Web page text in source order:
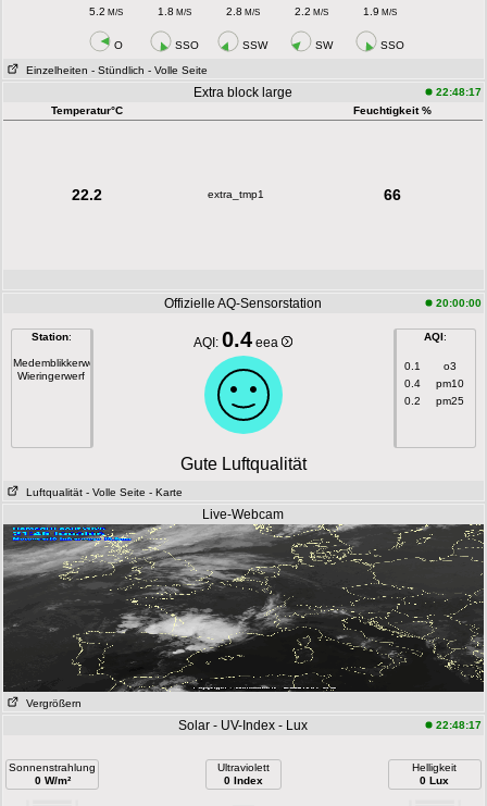
5.2 M/S 1.8 M/S 2.8 M/S 2.2 M/S 1.9 M/S
O SSO SSW SW SSO
Einzelheiten - Stündlich - Volle Seite
Extra block large
22:48:17
Temperatur°C
Feuchtigkeit %
22.2 extra_tmp1 66
Offizielle AQ-Sensorstation 20:00:00
Station:
Medemblikkerweg
Wieringerwerf
AQI:0.4 eea AQI:
0.1
o3
0.4
pm10
0.2
pm25
Gute Luftqualität
Luftqualität - Volle Seite - Karte
Live-Webcam
Vergrößern
Solar - UV-Index - Lux 22:48:17
Sonnenstrahlung
0 W/m²
Ultraviolett
0 Index
Helligkeit
0 Lux